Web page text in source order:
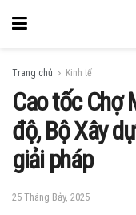
Trang chủ Kinh tế
Cao tốc Chợ
độ, Bộ Xây
giải pháp
25 Tháng Bảy, 2025